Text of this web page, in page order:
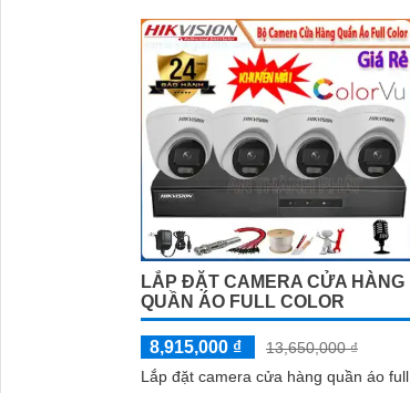
thậm chí.
LẮP ĐẶT CAMERA CỬA HÀNG
QUẦN ÁO FULL COLOR
8,915,000 ₫
13,650,000 ₫
Lắp đặt camera cửa hàng quần áo full